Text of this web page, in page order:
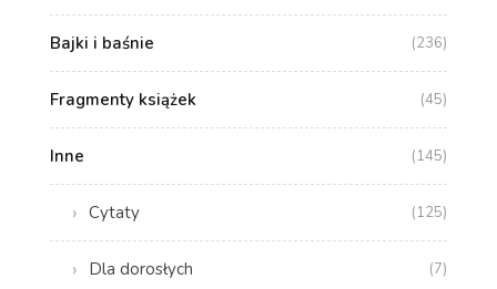
Bajki i baśnie (236)
Fragmenty książek (45)
Inne (145)
Cytaty (125)
Dla dorosłych (7)